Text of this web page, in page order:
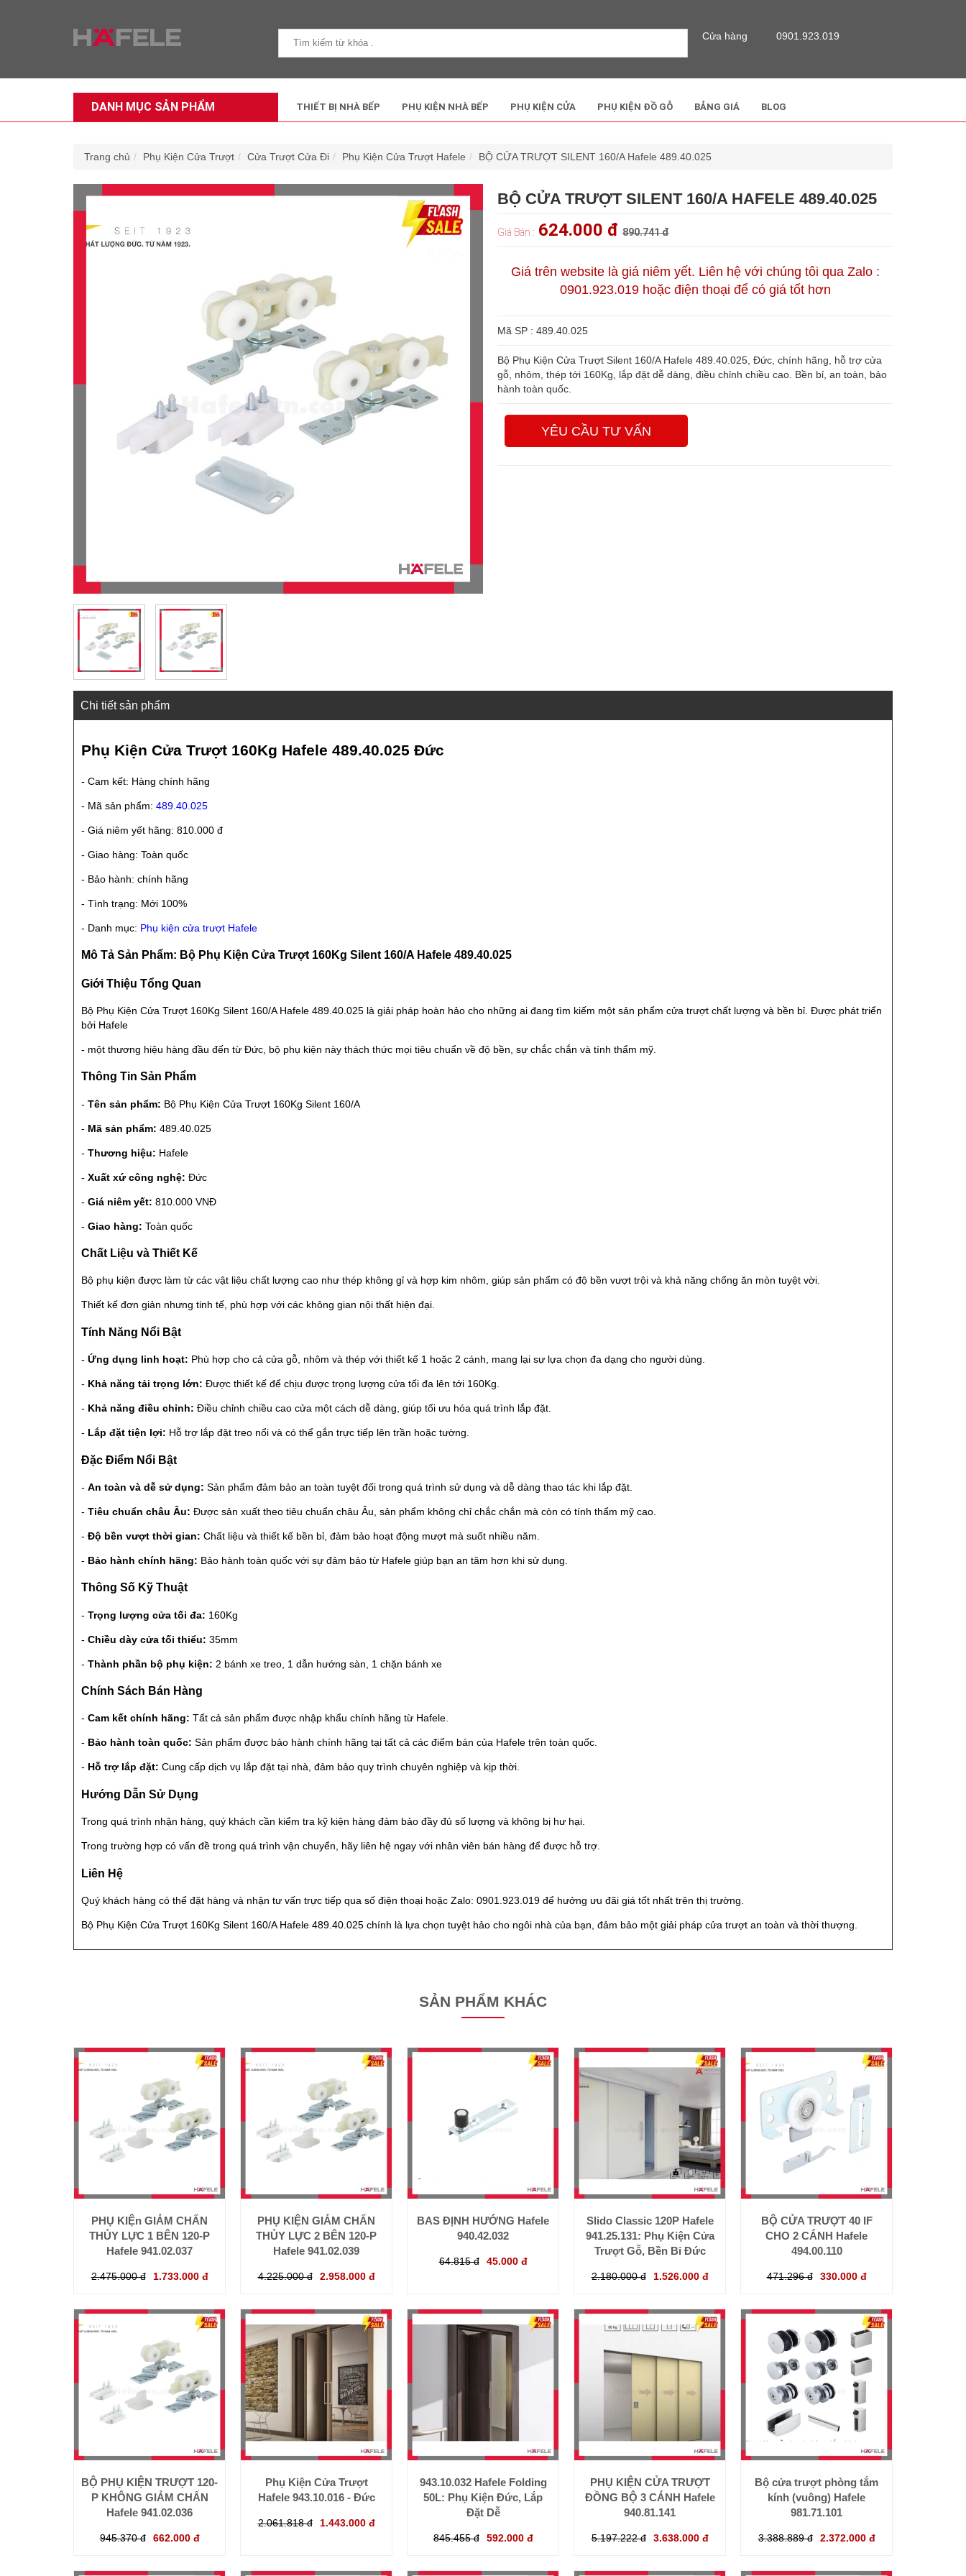
Cửa hàng 0901.923.019
DANH MỤC SẢN PHẨM THIẾT BỊ NHÀ BẾP PHỤ KIỆN NHÀ BẾP PHỤ KIỆN CỬA PHỤ KIỆN ĐỒ GỖ BẢNG GIÁ BLOG
Trang chủ Phụ Kiện Cửa Trượt Cửa Trượt Cửa Đi Phụ Kiện Cửa Trượt Hafele BỘ CỬA TRƯỢT SILENT 160/A Hafele 489.40.025
BỘ CỬA TRƯỢT SILENT 160/A HAFELE 489.40.025
Giá Bán : 624.000 đ 890.741 đ
Giá trên website là giá niêm yết. Liên hệ với chúng tôi qua Zalo :
0901.923.019 hoặc điện thoại để có giá tốt hơn
Mã SP : 489.40.025
Bộ Phụ Kiện Cửa Trượt Silent 160/A Hafele 489.40.025, Đức, chính hãng, hỗ trợ cửa
gỗ, nhôm, thép tới 160Kg, lắp đặt dễ dàng, điều chỉnh chiều cao. Bền bỉ, an toàn, bảo
hành toàn quốc.
YÊU CẦU TƯ VẤN
Chi tiết sản phẩm
Phụ Kiện Cửa Trượt 160Kg Hafele 489.40.025 Đức
- Cam kết: Hàng chính hãng
- Mã sản phẩm: 489.40.025
- Giá niêm yết hãng: 810.000 đ
- Giao hàng: Toàn quốc
- Bảo hành: chính hãng
- Tình trạng: Mới 100%
- Danh mục: Phụ kiện cửa trượt Hafele
Mô Tả Sản Phẩm: Bộ Phụ Kiện Cửa Trượt 160Kg Silent 160/A Hafele 489.40.025
Giới Thiệu Tổng Quan
Bộ Phụ Kiện Cửa Trượt 160Kg Silent 160/A Hafele 489.40.025 là giải pháp hoàn hảo cho những ai đang tìm kiếm một sản phẩm cửa trượt chất lượng và bền bỉ. Được phát triển
bởi Hafele
- một thương hiệu hàng đầu đến từ Đức, bộ phụ kiện này thách thức mọi tiêu chuẩn về độ bền, sự chắc chắn và tính thẩm mỹ.
Thông Tin Sản Phẩm
- Tên sản phẩm: Bộ Phụ Kiện Cửa Trượt 160Kg Silent 160/A
- Mã sản phẩm: 489.40.025
- Thương hiệu: Hafele
- Xuất xứ công nghệ: Đức
- Giá niêm yết: 810.000 VNĐ
- Giao hàng: Toàn quốc
Chất Liệu và Thiết Kế
Bộ phụ kiện được làm từ các vật liệu chất lượng cao như thép không gỉ và hợp kim nhôm, giúp sản phẩm có độ bền vượt trội và khả năng chống ăn mòn tuyệt vời.
Thiết kế đơn giản nhưng tinh tế, phù hợp với các không gian nội thất hiện đại.
Tính Năng Nổi Bật
- Ứng dụng linh hoạt: Phù hợp cho cả cửa gỗ, nhôm và thép với thiết kế 1 hoặc 2 cánh, mang lại sự lựa chọn đa dạng cho người dùng.
- Khả năng tải trọng lớn: Được thiết kế để chịu được trọng lượng cửa tối đa lên tới 160Kg.
- Khả năng điều chỉnh: Điều chỉnh chiều cao cửa một cách dễ dàng, giúp tối ưu hóa quá trình lắp đặt.
- Lắp đặt tiện lợi: Hỗ trợ lắp đặt treo nổi và có thể gắn trực tiếp lên trần hoặc tường.
Đặc Điểm Nổi Bật
- An toàn và dễ sử dụng: Sản phẩm đảm bảo an toàn tuyệt đối trong quá trình sử dụng và dễ dàng thao tác khi lắp đặt.
- Tiêu chuẩn châu Âu: Được sản xuất theo tiêu chuẩn châu Âu, sản phẩm không chỉ chắc chắn mà còn có tính thẩm mỹ cao.
- Độ bền vượt thời gian: Chất liệu và thiết kế bền bỉ, đảm bảo hoạt động mượt mà suốt nhiều năm.
- Bảo hành chính hãng: Bảo hành toàn quốc với sự đảm bảo từ Hafele giúp bạn an tâm hơn khi sử dụng.
Thông Số Kỹ Thuật
- Trọng lượng cửa tối đa: 160Kg
- Chiều dày cửa tối thiểu: 35mm
- Thành phần bộ phụ kiện: 2 bánh xe treo, 1 dẫn hướng sàn, 1 chặn bánh xe
Chính Sách Bán Hàng
- Cam kết chính hãng: Tất cả sản phẩm được nhập khẩu chính hãng từ Hafele.
- Bảo hành toàn quốc: Sản phẩm được bảo hành chính hãng tại tất cả các điểm bán của Hafele trên toàn quốc.
- Hỗ trợ lắp đặt: Cung cấp dịch vụ lắp đặt tại nhà, đảm bảo quy trình chuyên nghiệp và kịp thời.
Hướng Dẫn Sử Dụng
Trong quá trình nhận hàng, quý khách cần kiểm tra kỹ kiện hàng đảm bảo đầy đủ số lượng và không bị hư hại.
Trong trường hợp có vấn đề trong quá trình vận chuyển, hãy liên hệ ngay với nhân viên bán hàng để được hỗ trợ.
Liên Hệ
Quý khách hàng có thể đặt hàng và nhận tư vấn trực tiếp qua số điện thoại hoặc Zalo: 0901.923.019 để hưởng ưu đãi giá tốt nhất trên thị trường.
Bộ Phụ Kiện Cửa Trượt 160Kg Silent 160/A Hafele 489.40.025 chính là lựa chọn tuyệt hảo cho ngôi nhà của bạn, đảm bảo một giải pháp cửa trượt an toàn và thời thượng.
SẢN PHẨM KHÁC
PHỤ KIỆn GIẢM CHẤN
THỦY LỰC 1 BÊN 120-P
Hafele 941.02.037
2.475.000 đ 1.733.000 đ
PHỤ KIỆN GIẢM CHẤN
THỦY LỰC 2 BÊN 120-P
Hafele 941.02.039
4.225.000 đ 2.958.000 đ
BAS ĐỊNH HƯỚNG Hafele
940.42.032
64.815 đ 45.000 đ
Slido Classic 120P Hafele
941.25.131: Phụ Kiện Cửa
Trượt Gỗ, Bền Bỉ Đức
2.180.000 đ 1.526.000 đ
BỘ CỬA TRƯỢT 40 IF
CHO 2 CÁNH Hafele
494.00.110
471.296 đ 330.000 đ
BỘ PHỤ KIỆN TRƯỢT 120-
P KHÔNG GIẢM CHẤN
Hafele 941.02.036
945.370 đ 662.000 đ
Phụ Kiện Cửa Trượt
Hafele 943.10.016 - Đức
2.061.818 đ 1.443.000 đ
943.10.032 Hafele Folding
50L: Phụ Kiện Đức, Lắp
Đặt Dễ
845.455 đ 592.000 đ
PHỤ KIỆN CỬA TRƯỢT
ĐỒNG BỘ 3 CÁNH Hafele
940.81.141
5.197.222 đ 3.638.000 đ
Bộ cửa trượt phòng tắm
kính (vuông) Hafele
981.71.101
3.388.889 đ 2.372.000 đ